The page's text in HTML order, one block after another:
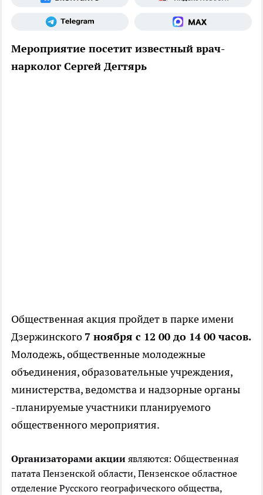
Мероприятие посетит известный врач-
нарколог Сергей Дегтярь
Общественная акция пройдет в парке имени
Дзержинского 7 ноября с 12 00 до 14 00 часов.
Молодежь, общественные молодежные
объединения, образовательные учреждения,
министерства, ведомства и надзорные органы
-планируемые участники планируемого
общественного мероприятия.
Организаторами акции являются: Общественная
патата Пензенской области, Пензенское областное
отделение Русского географического общества,